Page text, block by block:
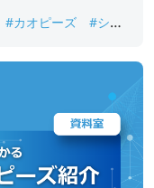
#カオピーズ
#シス